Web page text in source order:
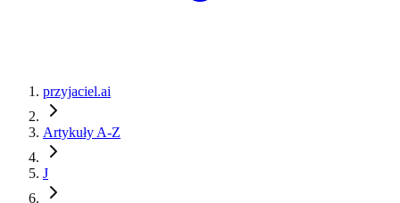
przyjaciel.ai
Artykuły A-Z
J